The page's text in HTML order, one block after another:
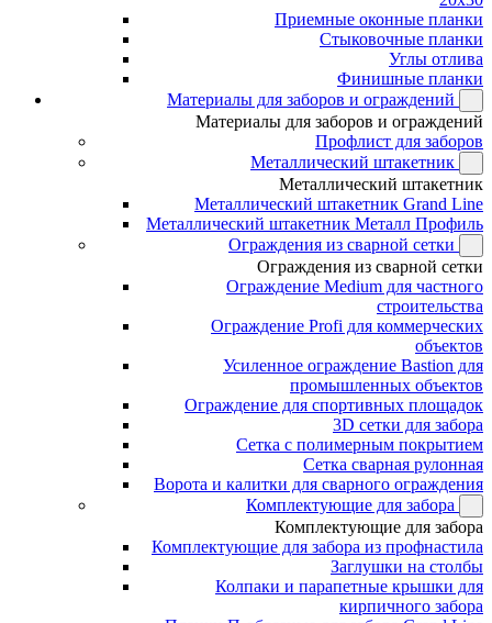
Приемные оконные планки
Стыковочные планки
Углы отлива
Финишные планки
Материалы для заборов и ограждений
Материалы для заборов и ограждений
Профлист для заборов
Металлический штакетник
Металлический штакетник
Металлический штакетник Grand Line
Металлический штакетник Металл Профиль
Ограждения из сварной сетки
Ограждения из сварной сетки
Ограждение Medium для частного
строительства
Ограждение Profi для коммерческих
объектов
Усиленное ограждение Bastion для
промышленных объектов
Ограждение для спортивных площадок
3D сетки для забора
Сетка с полимерным покрытием
Сетка сварная рулонная
Ворота и калитки для сварного ограждения
Комплектующие для забора
Комплектующие для забора
Комплектующие для забора из профнастила
Заглушки на столбы
Колпаки и парапетные крышки для
кирпичного забора